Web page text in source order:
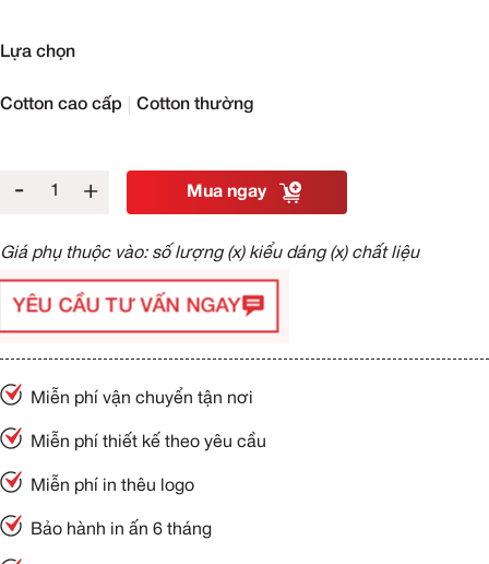
Lựa chọn
Cotton cao cấp Cotton thường
- + Mua ngay
Giá phụ thuộc vào: số lượng (x) kiểu dáng (x) chất liệu
YÊU CẦU TƯ VẤN NGAY
Miễn phí vận chuyển tận nơi
Miễn phí thiết kế theo yêu cầu
Miễn phí in thêu logo
Bảo hành in ấn 6 tháng